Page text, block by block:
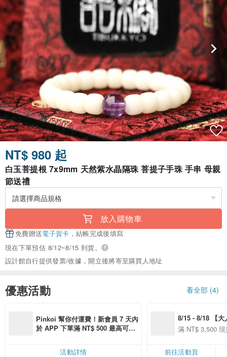
NT$ 980 起
白玉菩提根 7x9mm 天然紫水晶隔珠 菩提子手珠 手串 母親
節送禮
放入購物車
免費贈送電子賀卡 ，結帳完成後填寫
現在下單預估 8/12~8/15 到貨。
設計館自行提供發票/收據，開立後將寄至購買人地址
優惠活動 看全部 (4)
Pinkoi 幫你付運費！新會員 7 天內
於 APP 下單滿 NT$ 500 最高可折
活動詳情
8/15 - 8/18 【大
季】滿
滿 NT$ 3,500
前往活動頁